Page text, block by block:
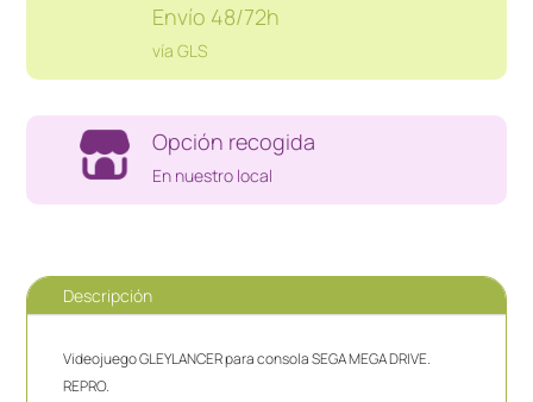
Envío 48/72h
vía GLS
Opción recogida
En nuestro local
Descripción
Videojuego GLEYLANCER para consola SEGA MEGA DRIVE.
REPRO.